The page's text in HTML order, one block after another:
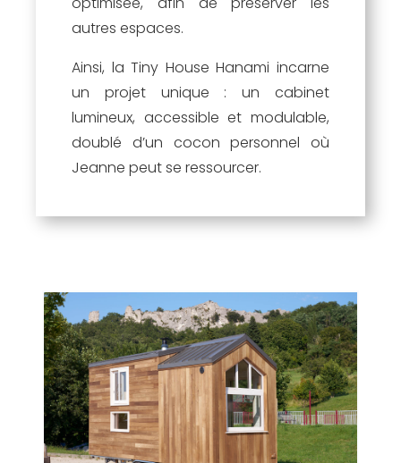
autres espaces.
Ainsi, la Tiny House Hanami incarne
un projet unique : un cabinet
lumineux, accessible et modulable,
doublé d’un cocon personnel où
Jeanne peut se ressourcer.